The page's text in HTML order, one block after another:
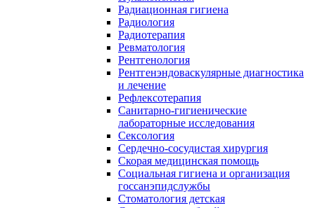
Радиационная гигиена
Радиология
Радиотерапия
Ревматология
Рентгенология
Рентгенэндоваскулярные диагностика
и лечение
Рефлексотерапия
Санитарно-гигиенические
лабораторные исследования
Сексология
Сердечно-сосудистая хирургия
Скорая медицинская помощь
Социальная гигиена и организация
госсанэпидслужбы
Стоматология детская